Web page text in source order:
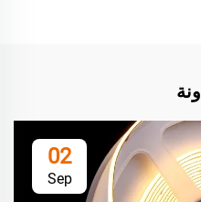
02
Sep